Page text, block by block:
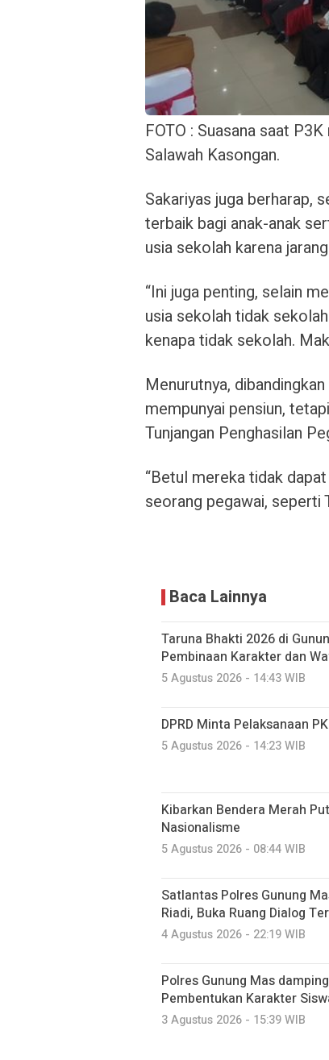
FOTO : Suasana saat
Salawah Kasongan.
Sakariyas juga berharap,
terbaik bagi anak-anak
usia sekolah karena
“Ini juga penting, selain
usia sekolah tidak
kenapa tidak sekolah.
Menurutnya,
mempunyai pensiun,
Tunjangan Penghasilan
“Betul mereka tidak
seorang pegawai, seperti
Baca Lainnya
Taruna Bhakti 2026 di
Pembinaan Karakter dan
5 Agustus 2026 - 14:43 WIB
DPRD Minta Pelaksanaan
5 Agustus 2026 - 14:23 WIB
Kibarkan Bendera Merah
Nasionalisme
5 Agustus 2026 - 08:44 WIB
Satlantas Polres Gunung
Riadi, Buka Ruang Dialog
4 Agustus 2026 - 22:19 WIB
Polres Gunung Mas
Pembentukan Karakter
3 Agustus 2026 - 15:39 WIB